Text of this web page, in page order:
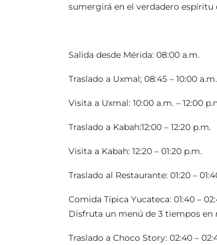
sumergirá en el verdadero espíritu
Salida desde Mérida: 08:00 a.m.
Traslado a Uxmal; 08:45 – 10:00 a.m.
Visita a Uxmal: 10:00 a.m. – 12:00
Traslado a Kabah:12:00 – 12:20 p.m.
Visita a Kabah: 12:20 – 01:20 p.m.
Traslado al Restaurante: 01:20 –
Comida Típica Yucateca: 01:40 –
Disfruta un menú de 3 tiempos en
Traslado a Choco Story: 02:40 –